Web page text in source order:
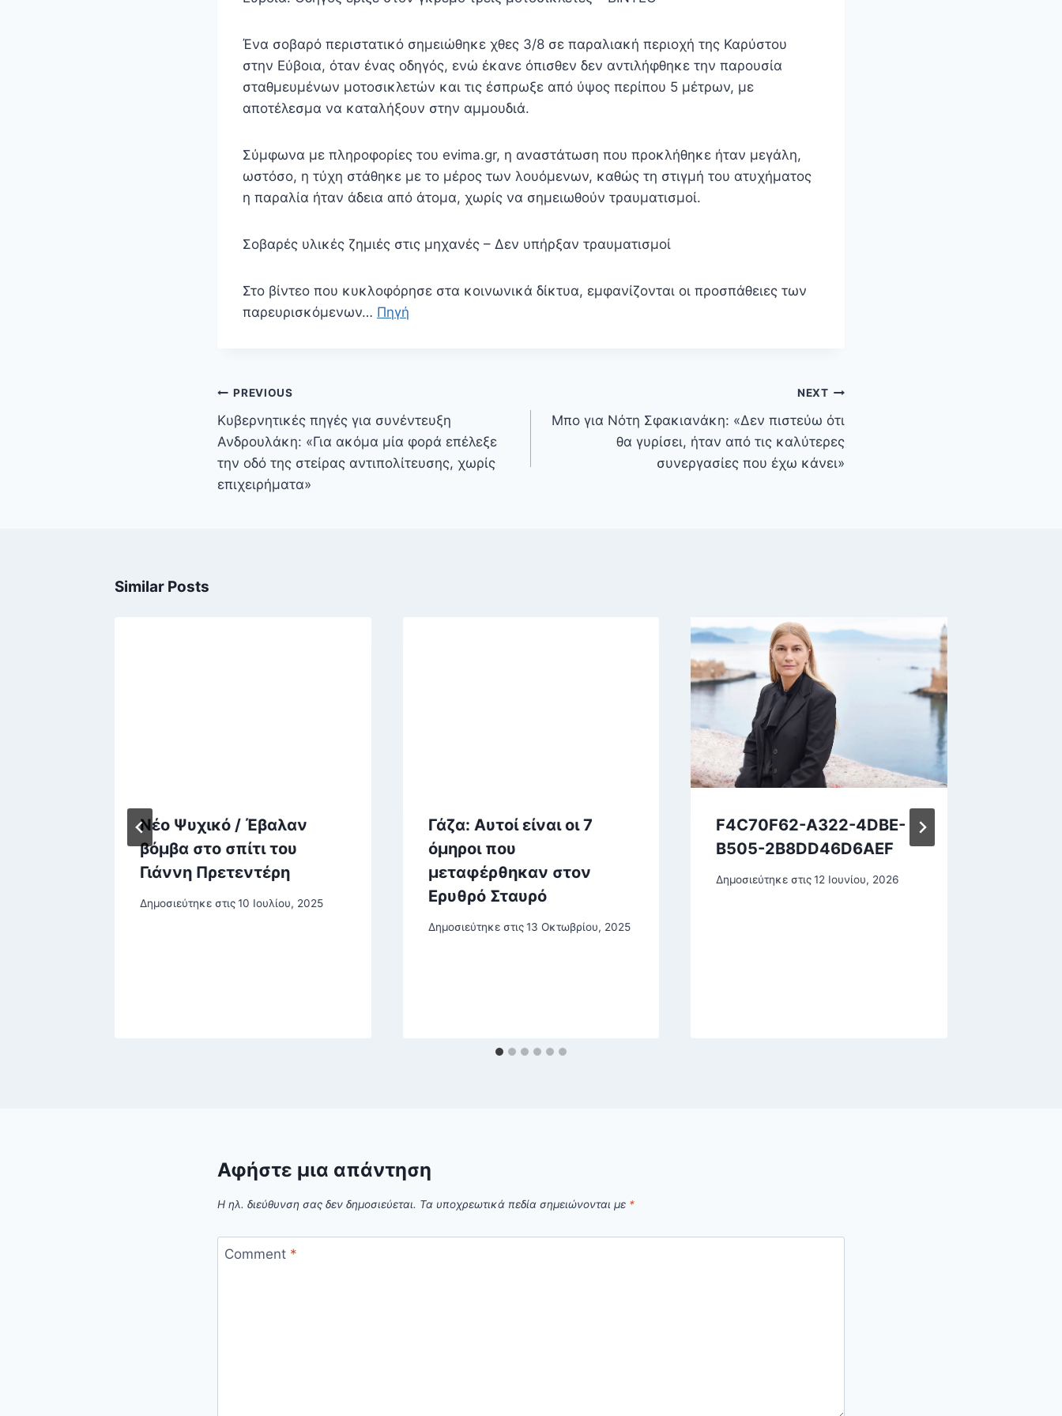
Ένα σοβαρό περιστατικό σημειώθηκε χθες 3/8 σε παραλιακή περιοχή της Καρύστου
στην Εύβοια, όταν ένας οδηγός, ενώ έκανε όπισθεν δεν αντιλήφθηκε την παρουσία
σταθμευμένων μοτοσικλετών και τις έσπρωξε από ύψος περίπου 5 μέτρων, με
αποτέλεσμα να καταλήξουν στην αμμουδιά.
Σύμφωνα με πληροφορίες του evima.gr, η αναστάτωση που προκλήθηκε ήταν μεγάλη,
ωστόσο, η τύχη στάθηκε με το μέρος των λουόμενων, καθώς τη στιγμή του ατυχήματος
η παραλία ήταν άδεια από άτομα, χωρίς να σημειωθούν τραυματισμοί.
Σοβαρές υλικές ζημιές στις μηχανές – Δεν υπήρξαν τραυματισμοί
Στο βίντεο που κυκλοφόρησε στα κοινωνικά δίκτυα, εμφανίζονται οι προσπάθειες των
παρευρισκόμενων… Πηγή
Πλοήγηση
άρθρων
PREVIOUS
Κυβερνητικές πηγές για συνέντευξη
Ανδρουλάκη: «Για ακόμα μία φορά επέλεξε
την οδό της στείρας αντιπολίτευσης, χωρίς
επιχειρήματα»
NEXT
Μπο για Νότη Σφακιανάκη: «Δεν πιστεύω ότι
θα γυρίσει, ήταν από τις καλύτερες
συνεργασίες που έχω κάνει»
Similar Posts
Νέο Ψυχικό / Έβαλαν
βόμβα στο σπίτι του
Γιάννη Πρετεντέρη
Δημοσιεύτηκε στις10 Ιουλίου, 2025
Γάζα: Αυτοί είναι οι 7
όμηροι που
μεταφέρθηκαν στον
Ερυθρό Σταυρό
Δημοσιεύτηκε στις 13 Οκτωβρίου, 2025
F4C70F62-A322-4DBE-
B505-2B8DD46D6AEF
Δημοσιεύτηκε στις 12 Ιουνίου, 2026
Αφήστε μια απάντηση
Η ηλ. διεύθυνση σας δεν δημοσιεύεται. Τα υποχρεωτικά πεδία σημειώνονται με *
Comment *